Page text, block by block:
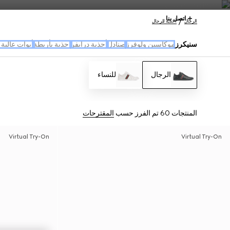
اتصل بناالرجال أحذية للرجال
سنيكرز موكاسين ولوفرز صنادل أحذية درايفر احذية بأربطة أبوات
الرجال للنساء
المنتجات 60 تم الفرز حسب المقترحات
Virtual Try-On
Virtual Try-On